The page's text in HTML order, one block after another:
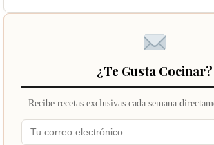
¿Te Gusta Cocinar?
Recibe recetas exclusivas cada semana